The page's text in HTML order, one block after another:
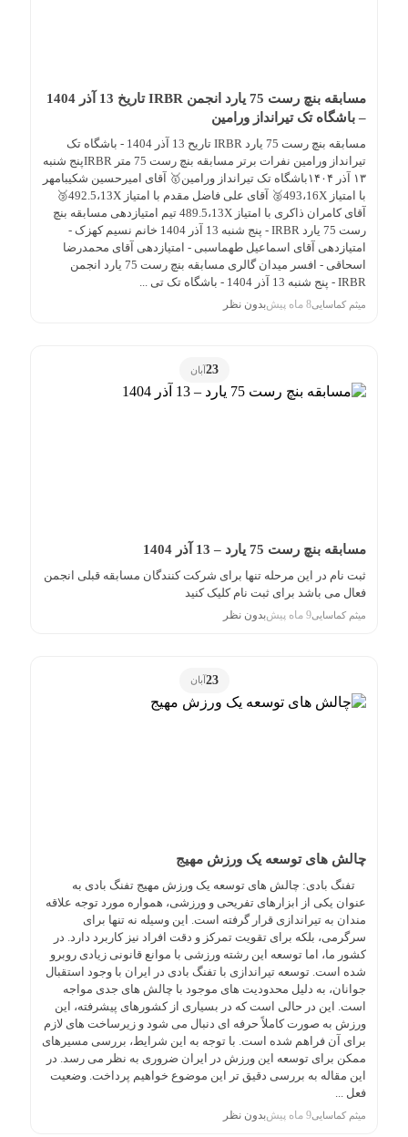
مسابقه بنچ رست 75 یارد انجمن IRBR تاریخ 13 آذر 1404
– باشگاه تک تیرانداز ورامین
مسابقه بنچ رست 75 یارد IRBR تاریح 13 آذر 1404 - باشگاه تک
تیرانداز ورامین نفرات برتر مسابقه بنچ رست 75 متر IRBRپنج شنبه
۱۳ آذر ۱۴۰۴باشگاه تک تیرانداز ورامین🥇 آقای امیرحسین شکیبامهر
با امتیاز 493،16X🥈 آقای علی فاضل مقدم با امتیاز 492.5،13X🥉
آقای کامران ذاکری با امتیاز 489.5،13X تیم امتیازدهی مسابقه بنچ
رست 75 یارد IRBR - پنج شنبه 13 آذر 1404 خانم نسیم کهزک -
امتیازدهی آقای اسماعیل طهماسبی - امتیازدهی آقای محمدرضا
اسحاقی - افسر میدان گالری مسابقه بنچ رست 75 یارد انجمن
IRBR - پنج شنبه 13 آذر 1404 - باشگاه تک تی ...
میثم کماسایی8 ماه پیش بدون نظر
23آبان
مسابقه بنچ رست 75 یارد – 13 آذر 1404
ثبت نام در این مرحله تنها برای شرکت کنندگان مسابقه قبلی انجمن
فعال می باشد برای ثبت نام کلیک کنید
میثم کماسایی9 ماه پیش بدون نظر
23آبان
چالش های توسعه یک ورزش مهیج
تفنگ بادی: چالش های توسعه یک ورزش مهیج تفنگ بادی به
عنوان یکی از ابزارهای تفریحی و ورزشی، همواره مورد توجه علاقه
مندان به تیراندازی قرار گرفته است. این وسیله نه تنها برای
سرگرمی، بلکه برای تقویت تمرکز و دقت افراد نیز کاربرد دارد. در
کشور ما، اما توسعه این رشته ورزشی با موانع قانونی زیادی روبرو
شده است. توسعه تیراندازی با تفنگ بادی در ایران با وجود استقبال
جوانان، به دلیل محدودیت های موجود با چالش های جدی مواجه
است. این در حالی است که در بسیاری از کشورهای پیشرفته، این
ورزش به صورت کاملاً حرفه ای دنبال می شود و زیرساخت های لازم
برای آن فراهم شده است. با توجه به این شرایط، بررسی مسیرهای
ممکن برای توسعه این ورزش در ایران ضروری به نظر می رسد. در
این مقاله به بررسی دقیق تر این موضوع خواهیم پرداخت. وضعیت
فعل ...
میثم کماسایی9 ماه پیش بدون نظر